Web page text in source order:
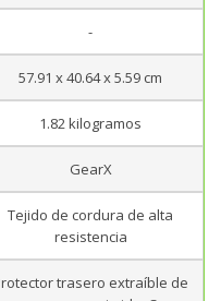
-
57.91 x 40.64 x 5.59 cm
1.82 kilogramos
GearX
Tejido de cordura de alta
resistencia
trasero extraíble de